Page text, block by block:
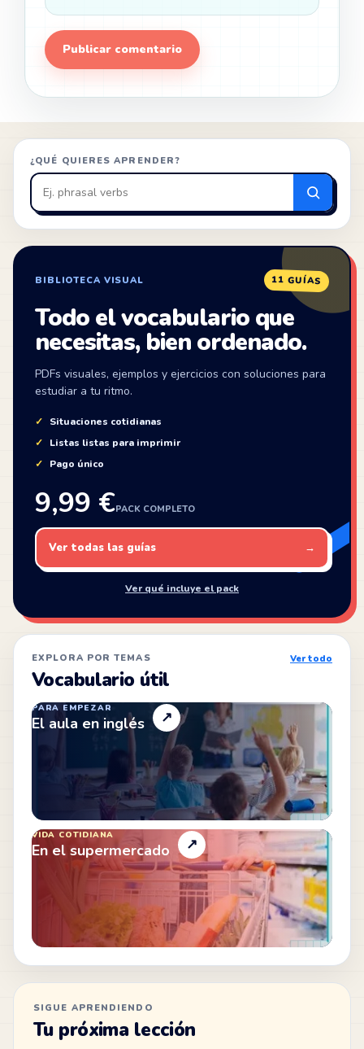
¿QUÉ QUIERES APRENDER?
Buscar
en
ZonaIngles
BIBLIOTECA VISUAL 11 GUÍAS
Todo el vocabulario que
necesitas, bien ordenado.
PDFs visuales, ejemplos y ejercicios con soluciones para
estudiar a tu ritmo.
Situaciones cotidianas
Listas listas para imprimir
Pago único
9,99 €PACK COMPLETO
Ver todas las guías →
Ver qué incluye el pack
EXPLORA POR TEMAS
Vocabulario útil
Ver todo
PARA EMPEZAR
El aula en inglés ↗
VIDA COTIDIANA
En el supermercado ↗
SIGUE APRENDIENDO
Tu próxima lección